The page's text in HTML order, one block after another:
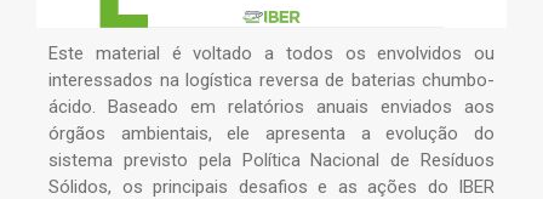
Este material é voltado a todos os envolvidos ou
interessados na logística reversa de baterias chumbo-
ácido. Baseado em relatórios anuais enviados aos
órgãos ambientais, ele apresenta a evolução do
sistema previsto pela Política Nacional de Resíduos
Sólidos, os principais desafios e as ações do IBER